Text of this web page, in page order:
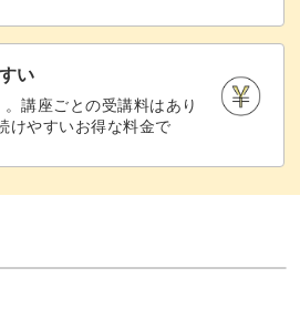
い
講座ごとの受講料はあり
けやすいお得な料金で